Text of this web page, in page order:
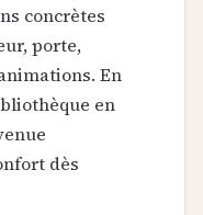
concrètes
porte,
En
en
dès